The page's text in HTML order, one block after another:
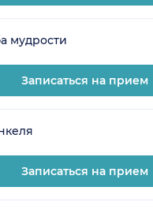
мудрости
Записаться на прием
Записаться на прием